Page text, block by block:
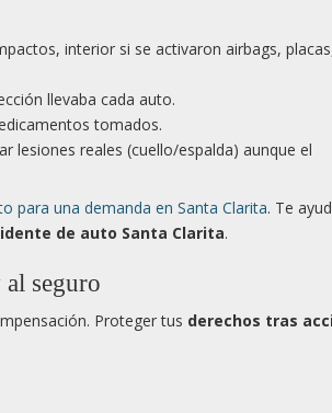
interior si se activaron airbags,
llevaba cada auto.
tomados.
lesiones reales (cuello/espalda) aunque el
para una demanda en Santa Clarita. Te
de auto Santa Clarita.
seguro
Proteger tus derechos tras